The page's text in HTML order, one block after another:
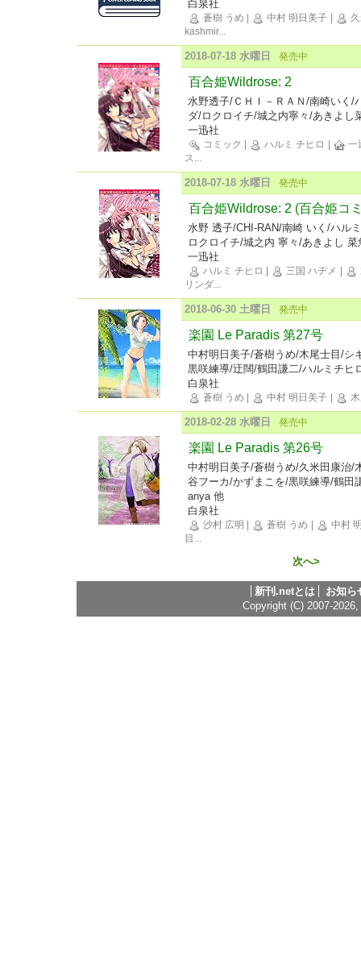
白泉社
蒼樹 うめ 中村 明日美子
kashmir...
2018-07-18 水曜日 発売中
百合姫Wildrose: 2
水野透子/ＣＨＩ－ＲＡＮ/南崎いく/
ダ/ロクロイチ/城之内寧々/あきよし
一迅社
コミック ハルミ チヒロ
一
ス...
2018-07-18 水曜日 発売中
百合姫Wildrose: 2 (百合姫コ
水野 透子/CHI-RAN/南崎 いく/ハル
ロクロイチ/城之内 寧々/あきよし 菜
一迅社
ハルミ チヒロ 三国 ハヂメ
リンダ...
2018-06-30 土曜日 発売中
楽園 Le Paradis 第27号
中村明日美子/蒼樹うめ/木尾士目/シ
黒咲練導/迂闊/鶴田謙二/ハルミチヒ
白泉社
蒼樹 うめ 中村 明日美子
2018-02-28 水曜日 発売中
楽園 Le Paradis 第26号
中村明日美子/蒼樹うめ/久米田康治/
谷フーカ/かずまこを/黒咲練導/鶴田
anya 他
白泉社
沙村 広明 蒼樹 うめ
中村
目 ...
次へ>
新刊.netとは
お知ら
Copyright (C) 2007-2026,